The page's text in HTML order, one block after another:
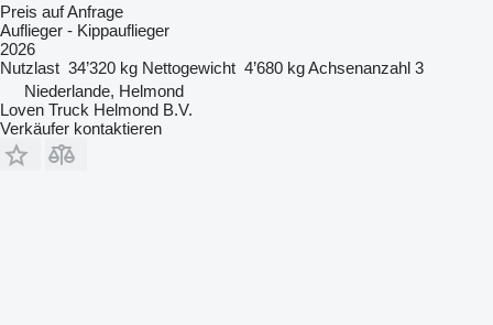
Preis auf Anfrage
Auflieger - Kippauflieger
2026
Nutzlast 34’320 kg Nettogewicht 4’680 kgAchsenanzahl 3
Niederlande, Helmond
Loven Truck Helmond B.V.
Verkäufer kontaktieren